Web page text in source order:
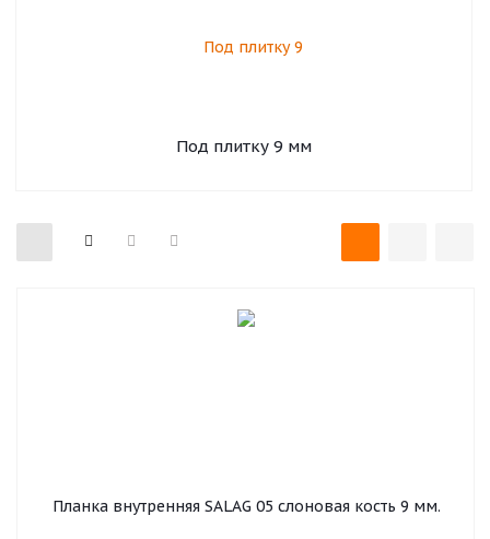
Под плитку 9 мм
Планка внутренняя SALAG 05 слоновая кость 9 мм.